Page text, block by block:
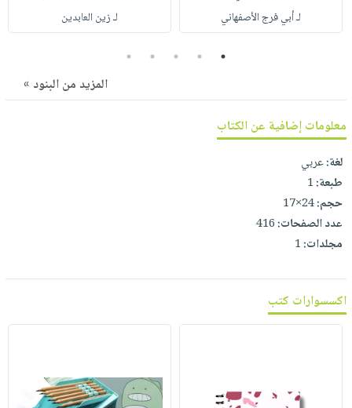
صابون
أطفال
فيديوهات
أسئلة
خدمات
نيل
انشر
كتابك
تواصل
معنا
الإصدارات
لـ أبي فرج الأصفهاني
لـ زين العابدين
1
2
3
4
5
المزيد من البنود »
معلومات إضافية عن الكتاب
لغة:عربي
طبعة:1
حجم:24×17
عدد الصفحات:416
مجلدات:1
اكسسوارات كتب